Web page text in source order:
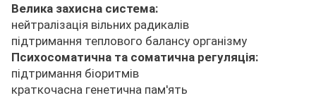
Велика захисна система:
нейтралізація вільних радикалів
підтримання теплового балансу організму
Психосоматична та соматична регуляція:
підтримання біоритмів
краткочасна генетична пам'ять